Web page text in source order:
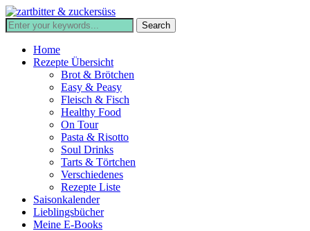
Home
Rezepte Übersicht
Brot & Brötchen
Easy & Peasy
Fleisch & Fisch
Healthy Food
On Tour
Pasta & Risotto
Soul Drinks
Tarts & Törtchen
Verschiedenes
Rezepte Liste
Saisonkalender
Lieblingsbücher
Meine E-Books